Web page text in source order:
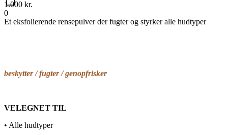
0
1.000 kr.
Et eksfolierende rensepulver der fugter og styrker alle hudtyper
beskytter / fugter / genopfrisker
VELEGNET TIL
• Alle hudtyper